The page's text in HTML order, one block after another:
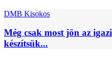
DMB Kisokos
Még csak most jön az
készítsük...